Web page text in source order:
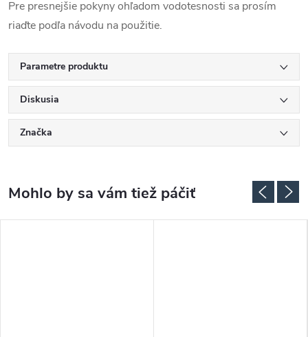
Pre presnejšie pokyny ohľadom vodotesnosti sa prosím
riaďte podľa návodu na použitie.
Parametre produktu
Diskusia
Značka